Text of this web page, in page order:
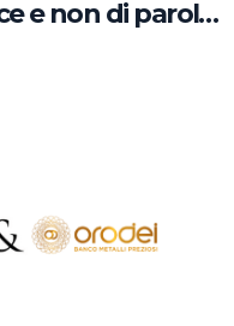
e non di parole